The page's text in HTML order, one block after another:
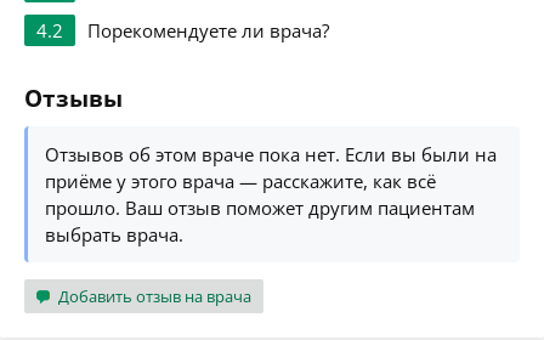
4.2
Порекомендуете ли врача?
Отзывы
Отзывов об этом враче пока нет. Если вы были на
приёме у этого врача — расскажите, как всё
прошло. Ваш отзыв поможет другим пациентам
выбрать врача.
Добавить отзыв на врача